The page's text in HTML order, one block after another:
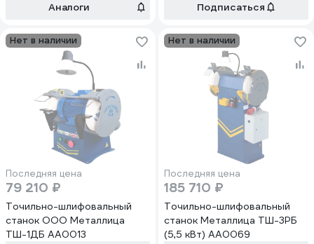
Аналоги Подписаться
Нет в наличии
Последняя цена
79 210 ₽
Точильно-шлифовальный
станок ООО Металлица
ТШ-1ДБ АА0013
Нет в наличии
Последняя цена
185 710 ₽
Точильно-шлифовальный
станок Металлица ТШ-3РБ
(5,5 кВт) АА0069